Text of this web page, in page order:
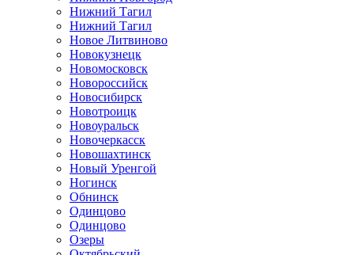
Нижний Тагил
Нижний Тагил
Новое Литвиново
Новокузнецк
Новомосковск
Новороссийск
Новосибирск
Новотроицк
Новоуральск
Новочеркасск
Новошахтинск
Новый Уренгой
Ногинск
Обнинск
Одинцово
Одинцово
Озеры